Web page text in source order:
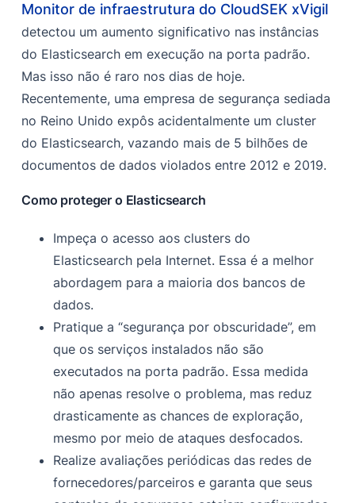
Monitor de infraestrutura do CloudSEK xVigil
detectou um aumento significativo nas instâncias
do Elasticsearch em execução na porta padrão.
Mas isso não é raro nos dias de hoje.
Recentemente, uma empresa de segurança sediada
no Reino Unido expôs acidentalmente um cluster
do Elasticsearch, vazando mais de 5 bilhões de
documentos de dados violados entre 2012 e 2019.
Como proteger o Elasticsearch
Impeça o acesso aos clusters do
Elasticsearch pela Internet. Essa é a melhor
abordagem para a maioria dos bancos de
dados.
Pratique a “segurança por obscuridade”, em
que os serviços instalados não são
executados na porta padrão. Essa medida
não apenas resolve o problema, mas reduz
drasticamente as chances de exploração,
mesmo por meio de ataques desfocados.
Realize avaliações periódicas das redes de
fornecedores/parceiros e garanta que seus